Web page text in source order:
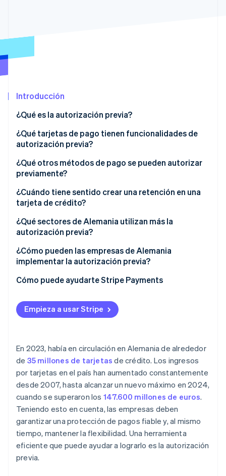
Atlas
Verificación de identidad en línea
Descubre cómo Stripe está construyendo la
para la IA.
Introducción
¿Qué es la autorización previa?
¿Cómo funciona la autorización previa?
¿Qué tipos de autorización previa existen?
¿Qué tarjetas de pago tienen funcionalidades de
autorización previa?
Tarjetas de crédito
Tarjetas de débito
Tarjetas de prepago
¿Qué otros métodos de pago se pueden autorizar
previamente?
¿Cuándo tiene sentido crear una retención en una
tarjeta de crédito?
¿Qué sectores de Alemania utilizan más la
autorización previa?
Hoteles
Viajes
Alquiler de coches
Gasolineras
Servicios de alquiler
¿Cómo pueden las empresas de Alemania
implementar la autorización previa?
Cómo puede ayudarte Stripe Payments
Empieza a usar Stripe
En 2023, había en circulación en Alemania de alrededor
de 35 millones de tarjetas de crédito. Los ingresos
por tarjetas en el país han aumentado constantemente
desde 2007, hasta alcanzar un nuevo máximo en 2024,
cuando se superaron los 147.600 millones de euros.
Teniendo esto en cuenta, las empresas deben
garantizar una protección de pagos fiable y, al mismo
tiempo, mantener la flexibilidad. Una herramienta
eficiente que puede ayudar a lograrlo es la autorización
previa.